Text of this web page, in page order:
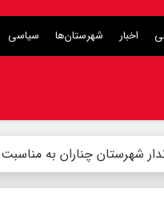
اخبار شهرستان‌ها سیاسی
شهرستان چناران به